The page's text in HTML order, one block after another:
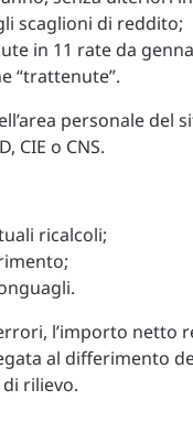
scaglioni di reddito;
in 11 rate da
“trattenute”.
personale del
CIE o CNS.
ricalcoli;
l’importo netto
al differimento
rilievo.